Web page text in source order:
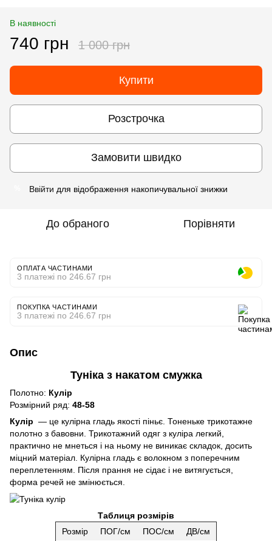
В наявності
740 грн 1 000 грн
Купити
Розстрочка
Замовити швидко
Ввійти для відображення накопичувальної знижки
До обраного Порівняти
ОПЛАТА ЧАСТИНАМИ
3 платежі по 246.67 грн
ПОКУПКА ЧАСТИНАМИ
3 платежі по 246.67 грн
Опис
Туніка з накатом смужка
Полотно: Кулір
Розмірний ряд: 48-58
Кулір — це кулірна гладь якості піньє. Тоненьке трикотажне
полотно з бавовни. Трикотажний одяг з куліра легкий,
практично не мнеться і на ньому не виникає складок, досить
міцний матеріал. Кулірна гладь є волокном з поперечним
переплетенням. Після прання не сідає і не витягується,
форма речей не змінюється.
Таблиця розмірів
Розмір
ПОГ/см ПОС/см
ДВ/см